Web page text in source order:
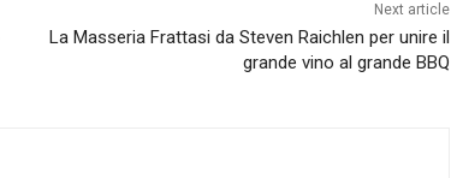
Next article
La Masseria Frattasi da Steven Raichlen per unire il
grande vino al grande BBQ